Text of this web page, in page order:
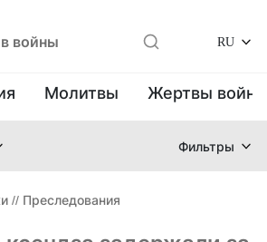
войны RU
Молитвы Жертвы
Фильтры
// Преследования